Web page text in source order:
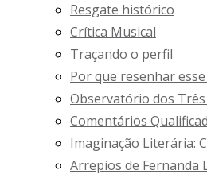
Resgate histórico
Crítica Musical
Traçando o perfil
Por que resenhar esse
Observatório dos
Comentários
Imaginação Literária:
Arrepios de Fernanda